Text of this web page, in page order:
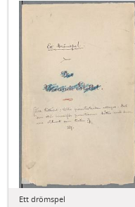
Ett drömspel